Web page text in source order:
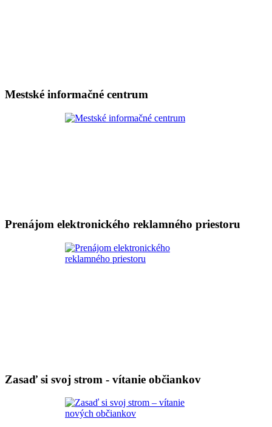
Mestské informačné centrum
Prenájom elektronického reklamného priestoru
Zasaď si svoj strom - vítanie občiankov